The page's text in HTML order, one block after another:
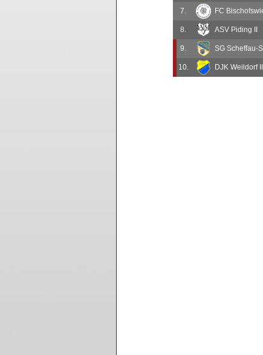
7. FC
8. ASV Piding II
9. SG Scheffau-
10. DJK Weildorf III